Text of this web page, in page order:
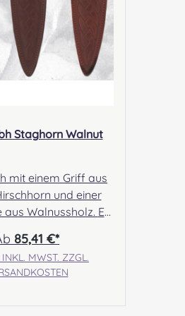
Gbr,
27, 32425
Kontakt:
Gebrauch
Staghorn Walnut
mit einem Griff aus
und einer
Walnussholz. Es
und 3
(schlicht, Diestel,
Für die
85,41 €*
INKL. MWST. ZZGL.